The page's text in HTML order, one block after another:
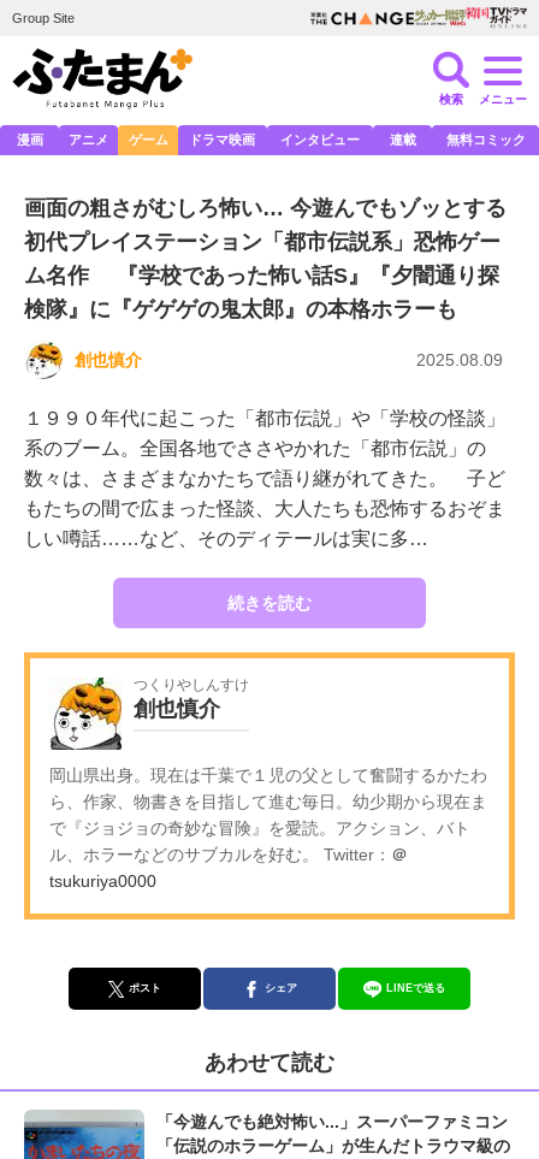
Group Site
検索 メニュー
漫画 アニメ ゲーム ドラマ映画 インタビュー 連載 無料コミック
画面の粗さがむしろ怖い… 今遊んでもゾッとする
初代プレイステーション「都市伝説系」恐怖ゲー
ム名作 『学校であった怖い話S』『夕闇通り探
検隊』に『ゲゲゲの鬼太郎』の本格ホラーも
創也慎介 2025.08.09
１９９０年代に起こった「都市伝説」や「学校の怪談」
系のブーム。全国各地でささやかれた「都市伝説」の
数々は、さまざまなかたちで語り継がれてきた。 子ど
もたちの間で広まった怪談、大人たちも恐怖するおぞま
しい噂話……など、そのディテールは実に多…
続きを読む
つくりやしんすけ
創也慎介
岡山県出身。現在は千葉で１児の父として奮闘するかたわ
ら、作家、物書きを目指して進む毎日。幼少期から現在ま
で『ジョジョの奇妙な冒険』を愛読。アクション、バト
ル、ホラーなどのサブカルを好む。 Twitter： ＠
tsukuriya0000
ポスト シェア LINEで送る
あわせて読む
「今遊んでも絶対怖い...」スーパーファミコン
「伝説のホラーゲーム」が生んだトラウマ級の